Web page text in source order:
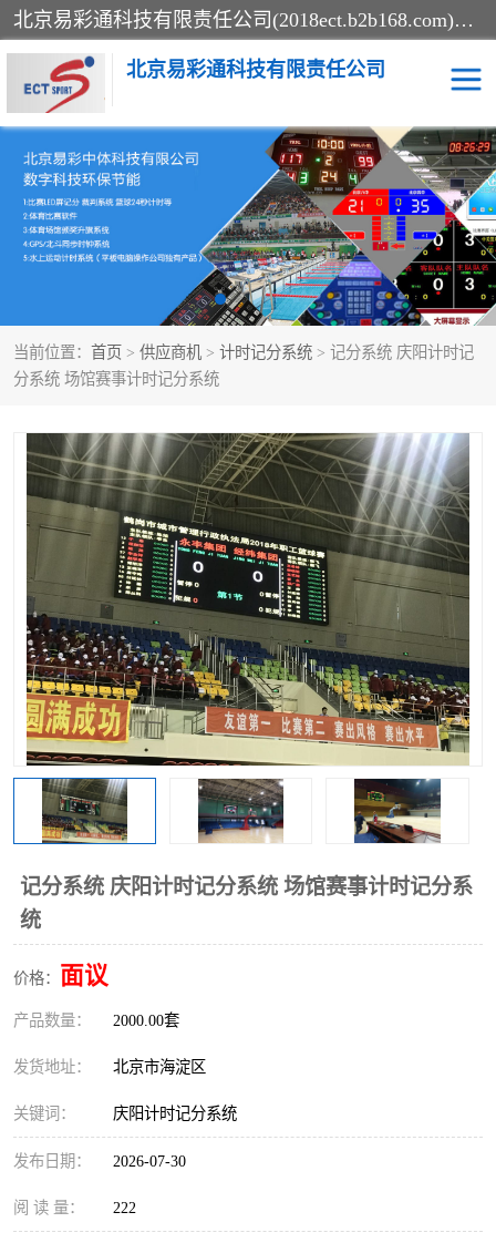
北京易彩通科技有限责任公司(2018ect.b2b168.com)主要提供陕西计时记分系统，全国统一热线：15611947915.北京易彩通科技有限责任公司有一支长期从事智能控制系统研发的高素质的队伍，具有嵌入式系统，视频系统、通信系统、网络系统，体育计时系统的知识和技能。强力打造体育比赛计时计分系统、智能升降旗系统、标准时钟系统、赛事编排及信息发布系统，为用户提供较新的，较廉价的，应用解决方案。
北京易彩通科技有限责任公司
当前位置： 首页 > 供应商机 > 计时记分系统 > 记分系统 庆阳计时记
分系统 场馆赛事计时记分系统
记分系统 庆阳计时记分系统 场馆赛事计时记分系
统
价格： 面议
产品数量： 2000.00套
发货地址： 北京市海淀区
关键词： 庆阳计时记分系统
发布日期： 2026-07-30
阅 读 量： 222
记分系统 游泳计时系统
智能颁奖旗系统 GPS同步时钟系统
计时计分及成绩处理系统 计时记分系统
体育场馆影像采集回放系 游泳馆水下摄影采集救生